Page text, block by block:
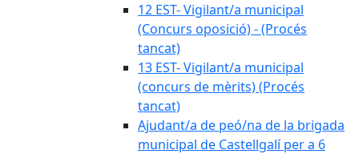
12 EST- Vigilant/a municipal
(Concurs oposició) - (Procés
tancat)
13 EST- Vigilant/a municipal
(concurs de mèrits) (Procés
tancat)
Ajudant/a de peó/na de la brigada
municipal de Castellgalí per a 6